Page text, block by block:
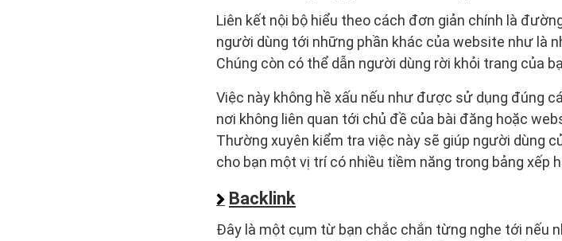
Liên kết nội bộ hiểu theo cách đơn giản chính là
người dùng tới những phần khác của website như là
Chúng còn có thể dẫn người dùng rời khỏi trang của
Việc này không hề xấu nếu như được sử dụng đúng
nơi không liên quan tới chủ đề của bài đăng hoặc
Thường xuyên kiểm tra việc này sẽ giúp người dùng
cho bạn một vị trí có nhiều tiềm năng trong bảng xếp
Backlink
Đây là một cụm từ bạn chắc chắn từng nghe tới nếu